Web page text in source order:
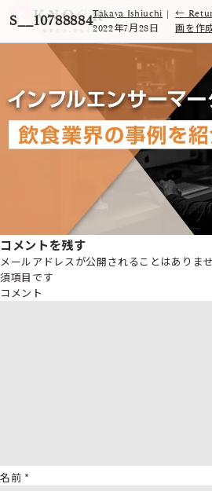
S__10788884Takaya Ishiuchi |
2022年7月28日
←
画を作
コメントを残す
メールアドレスが公開されることはありませ
須項目です
コメント
名前 *